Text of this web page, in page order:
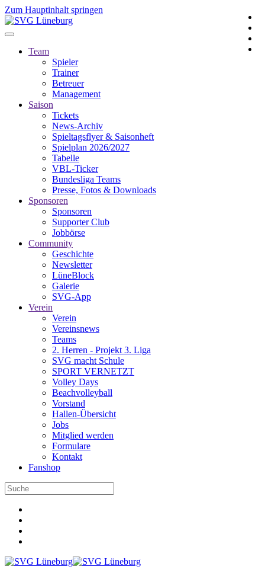
Zum Hauptinhalt springen
Team
Spieler
Trainer
Betreuer
Management
Saison
Tickets
News-Archiv
Spieltagsflyer & Saisonheft
Spielplan 2026/2027
Tabelle
VBL-Ticker
Bundesliga Teams
Presse, Fotos & Downloads
Sponsoren
Sponsoren
Supporter Club
Jobbörse
Community
Geschichte
Newsletter
LüneBlock
Galerie
SVG-App
Verein
Verein
Vereinsnews
Teams
2. Herren - Projekt 3. Liga
SVG macht Schule
SPORT VERNETZT
Volley Days
Beachvolleyball
Vorstand
Hallen-Übersicht
Jobs
Mitglied werden
Formulare
Kontakt
Fanshop